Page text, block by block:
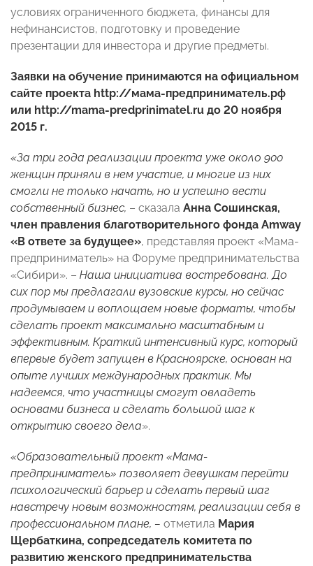
условиях ограниченного бюджета, финансы для
нефинансистов, подготовку и проведение
презентации для инвестора и другие предметы.
Заявки на обучение принимаются на официальном
сайте проекта http://мама-предприниматель.рф
или http://mama-predprinimatel.ru до 20 ноября
2015 г.
«За три года реализации проекта уже около 900
женщин приняли в нем участие, и многие из них
смогли не только начать, но и успешно вести
собственный бизнес, – сказала Анна Сошинская,
член правления благотворительного фонда Amway
«В ответе за будущее», представляя проект «Мама-
предприниматель» на Форуме предпринимательства
«Сибири». – Наша инициатива востребована. До
сих пор мы предлагали вузовские курсы, но сейчас
продумываем и воплощаем новые форматы, чтобы
сделать проект максимально масштабным и
эффективным. Краткий интенсивный курс, который
впервые будет запущен в Красноярске, основан на
опыте лучших международных практик. Мы
надеемся, что участницы смогут овладеть
основами бизнеса и сделать большой шаг к
открытию своего дела».
«Образовательный проект «Мама-
предприниматель» позволяет девушкам перейти
психологический барьер и сделать первый шаг
навстречу новым возможностям, реализации себя в
профессиональном плане, – отметила Мария
Щербаткина, сопредседатель комитета по
развитию женского предпринимательства